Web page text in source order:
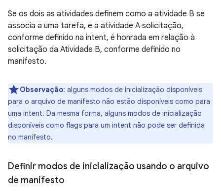
Se os dois as atividades definem como a atividade B se
associa a uma tarefa, e a atividade A solicitação,
conforme definido na intent, é honrada em relação à
solicitação da Atividade B, conforme definido no
manifesto.
Observação: alguns modos de inicialização disponíveis
para o arquivo de manifesto não estão disponíveis como para
uma intent. Da mesma forma, alguns modos de inicialização
disponíveis como flags para um intent não pode ser definida
no manifesto.
Definir modos de inicialização usando o arquivo
de manifesto